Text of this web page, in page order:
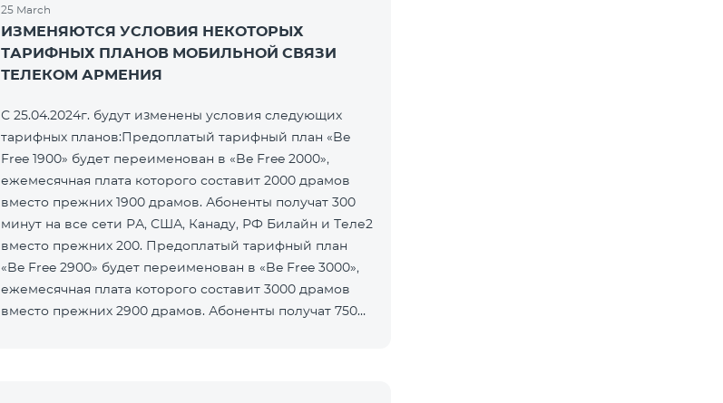
25 March
ИЗМЕНЯЮТСЯ УСЛОВИЯ НЕКОТОРЫХ
ТАРИФНЫХ ПЛАНОВ МОБИЛЬНОЙ СВЯЗИ
ТЕЛЕКОМ АРМЕНИЯ
С 25.04.2024г. будут изменены условия следующих
тарифных планов:Предоплатый тарифный план «Be
Free 1900» будет переименован в «Be Free 2000»,
ежемесячная плата которого составит 2000 драмов
вместо прежних 1900 драмов. Абоненты получат 300
минут на все сети РА, США, Канаду, РФ Билайн и Теле2
вместо прежних 200. Предоплатый тарифный план
«Be Free 2900» будет переименован в «Be Free 3000»,
ежемесячная плата которого составит 3000 драмов
вместо прежних 2900 драмов. Абоненты получат 750